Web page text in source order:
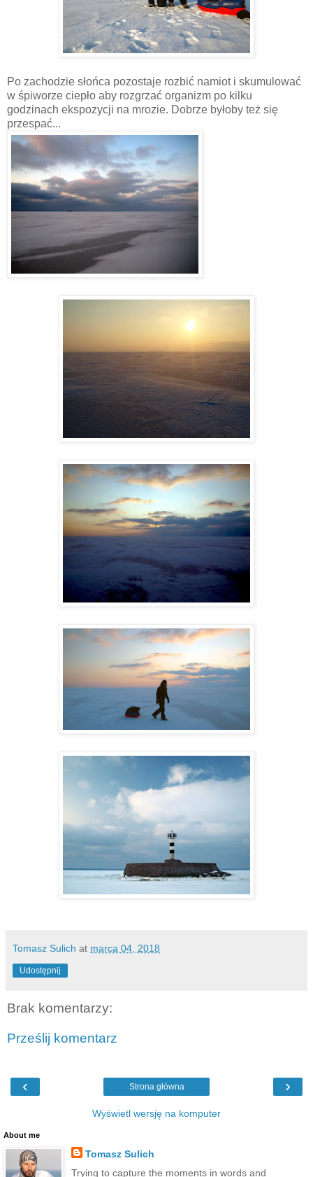
Po zachodzie słońca pozostaje rozbić namiot i skumulować
w śpiworze ciepło aby rozgrzać organizm po kilku
godzinach ekspozycji na mrozie. Dobrze byłoby też się
przespać...
Tomasz Sulich at marca 04, 2018
Udostępnij
Brak komentarzy:
Prześlij komentarz
‹ ›
Strona główna
Wyświetl wersję na komputer
About me
Tomasz Sulich
Trying to capture the moments in words and